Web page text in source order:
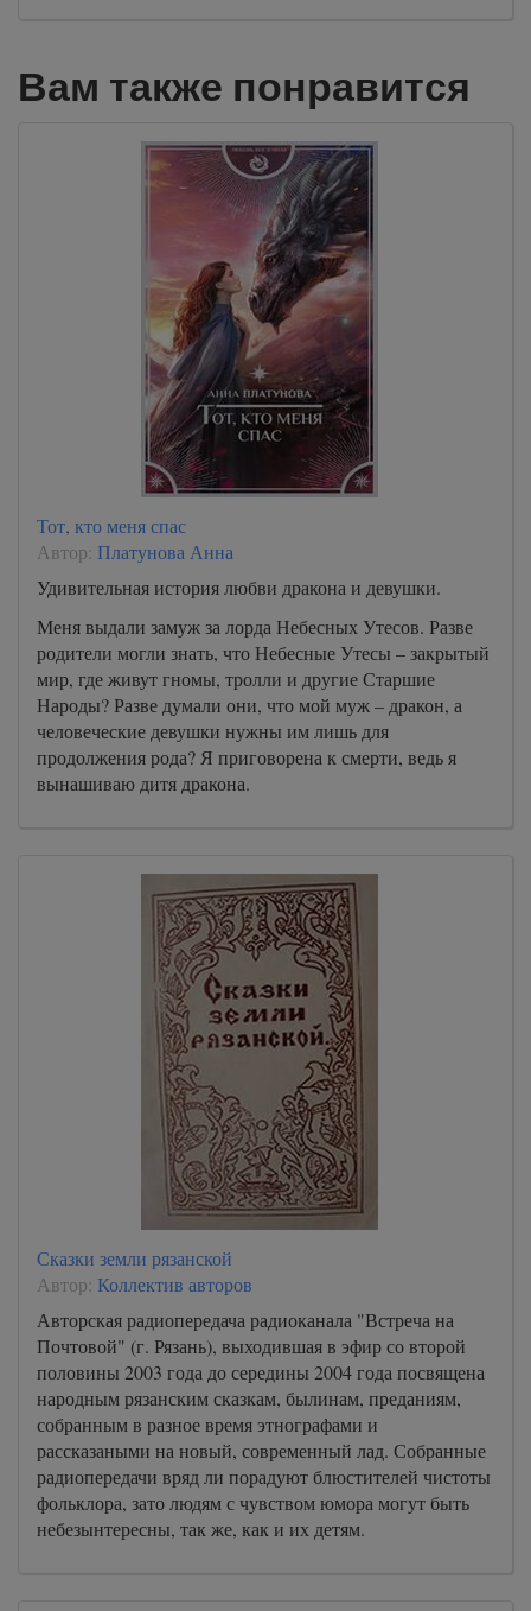
Вам также понравится
Тот, кто меня спас
Автор: Платунова Анна
Удивительная история любви дракона и девушки.
Меня выдали замуж за лорда Небесных Утесов. Разве
родители могли знать, что Небесные Утесы – закрытый
мир, где живут гномы, тролли и другие Старшие
Народы? Разве думали они, что мой муж – дракон, а
человеческие девушки нужны им лишь для
продолжения рода? Я приговорена к смерти, ведь я
вынашиваю дитя дракона.
Сказки земли рязанской
Автор: Коллектив авторов
Авторская радиопередача радиоканала "Встреча на
Почтовой" (г. Рязань), выходившая в эфир со второй
половины 2003 года до середины 2004 года посвящена
народным рязанским сказкам, былинам, преданиям,
собранным в разное время этнографами и
рассказаными на новый, современный лад. Собранные
радиопередачи вряд ли порадуют блюстителей чистоты
фольклора, зато людям с чувством юмора могут быть
небезынтересны, так же, как и их детям.